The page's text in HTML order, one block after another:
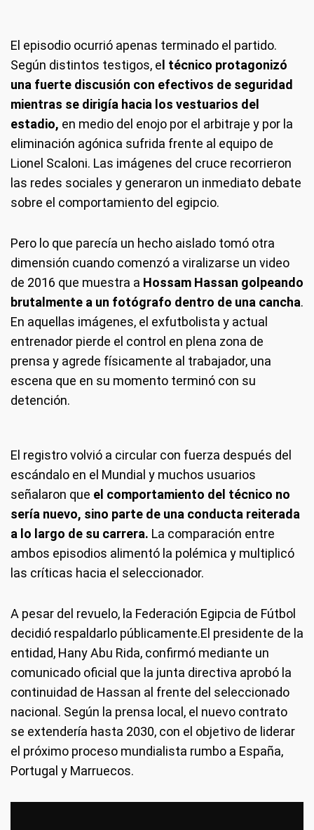
El episodio ocurrió apenas terminado el partido.
Según distintos testigos, e l técnico protagonizó
una fuerte discusión con efectivos de seguridad
mientras se dirigía hacia los vestuarios del
estadio, en medio del enojo por el arbitraje y por la
eliminación agónica sufrida frente al equipo de
Lionel Scaloni. Las imágenes del cruce recorrieron
las redes sociales y generaron un inmediato debate
sobre el comportamiento del egipcio.
Pero lo que parecía un hecho aislado tomó otra
dimensión cuando comenzó a viralizarse un video
de 2016 que muestra a Hossam Hassan golpeando
brutalmente a un fotógrafo dentro de una cancha.
En aquellas imágenes, el exfutbolista y actual
entrenador pierde el control en plena zona de
prensa y agrede físicamente al trabajador, una
escena que en su momento terminó con su
detención.
El registro volvió a circular con fuerza después del
escándalo en el Mundial y muchos usuarios
señalaron que el comportamiento del técnico no
sería nuevo, sino parte de una conducta reiterada
a lo largo de su carrera. La comparación entre
ambos episodios alimentó la polémica y multiplicó
las críticas hacia el seleccionador.
A pesar del revuelo, la Federación Egipcia de Fútbol
decidió respaldarlo públicamente.El presidente de la
entidad, Hany Abu Rida, confirmó mediante un
comunicado oficial que la junta directiva aprobó la
continuidad de Hassan al frente del seleccionado
nacional. Según la prensa local, el nuevo contrato
se extendería hasta 2030, con el objetivo de liderar
el próximo proceso mundialista rumbo a España,
Portugal y Marruecos.